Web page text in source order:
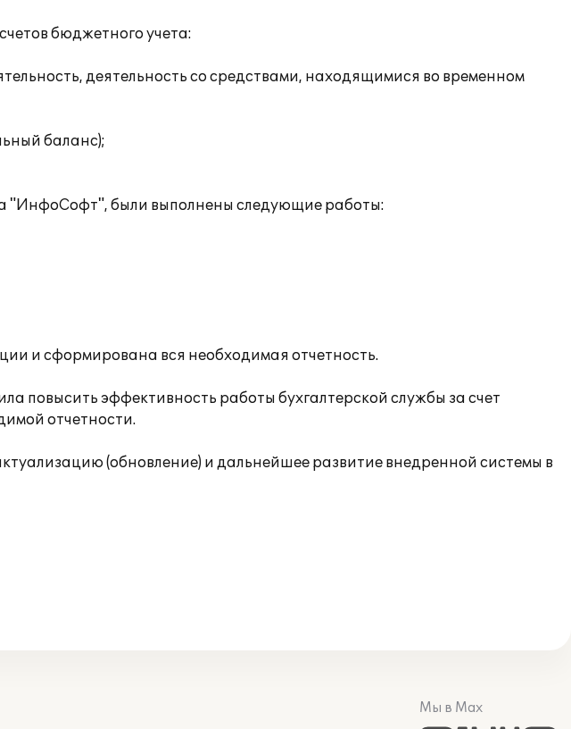
бюджетного учета:
деятельность со средствами, находящимися во временном
баланс);
"ИнфоСофт", были выполнены следующие работы:
и сформирована вся необходимая отчетность.
повысить эффективность работы бухгалтерской службы за счет
отчетности.
(обновление) и дальнейшее развитие внедренной системы в
Мы в Max